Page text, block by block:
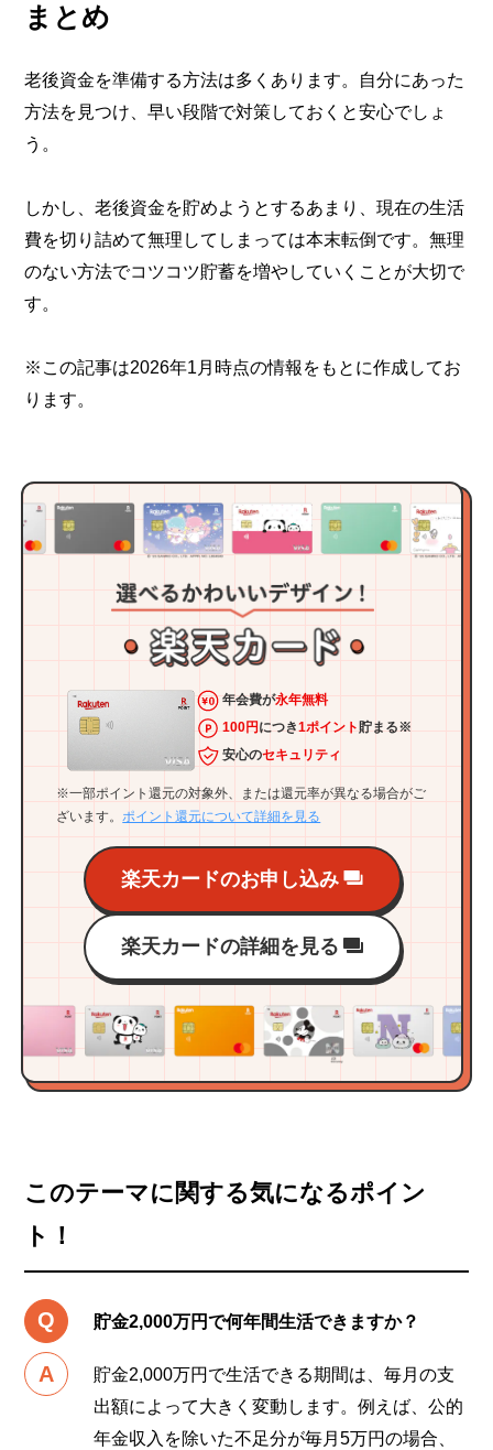
まとめ
老後資金を準備する方法は多くあります。自分にあった
方法を見つけ、早い段階で対策しておくと安心でしょ
う。
しかし、老後資金を貯めようとするあまり、現在の生活
費を切り詰めて無理してしまっては本末転倒です。無理
のない方法でコツコツ貯蓄を増やしていくことが大切で
す。
※この記事は2026年1月時点の情報をもとに作成してお
ります。
年会費が永年無料
100円 につき1ポイント貯まる※
安心のセキュリティ
※一部ポイント還元の対象外、または還元率が異なる場合がご
ざいます。 ポイント還元について詳細を見る
楽天カードのお申し込み
楽天カードの詳細を見る
このテーマに関する気になるポイン
ト！
貯金2,000万円で何年間生活できますか？
貯金2,000万円で生活できる期間は、毎月の支
出額によって大きく変動します。例えば、公的
年金収入を除いた不足分が毎月5万円の場合、